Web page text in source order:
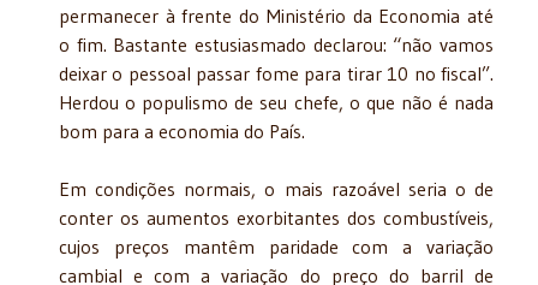
permanecer à frente do Ministério da Economia até
o fim. Bastante estusiasmado declarou: “não vamos
deixar o pessoal passar fome para tirar 10 no fiscal”.
Herdou o populismo de seu chefe, o que não é nada
bom para a economia do País.
Em condições normais, o mais razoável seria o de
conter os aumentos exorbitantes dos combustíveis,
cujos preços mantêm paridade com a variação
cambial e com a variação do preço do barril de